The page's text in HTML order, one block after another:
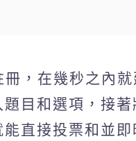
，在幾秒之內就
目和選項，接著
直接投票和並即